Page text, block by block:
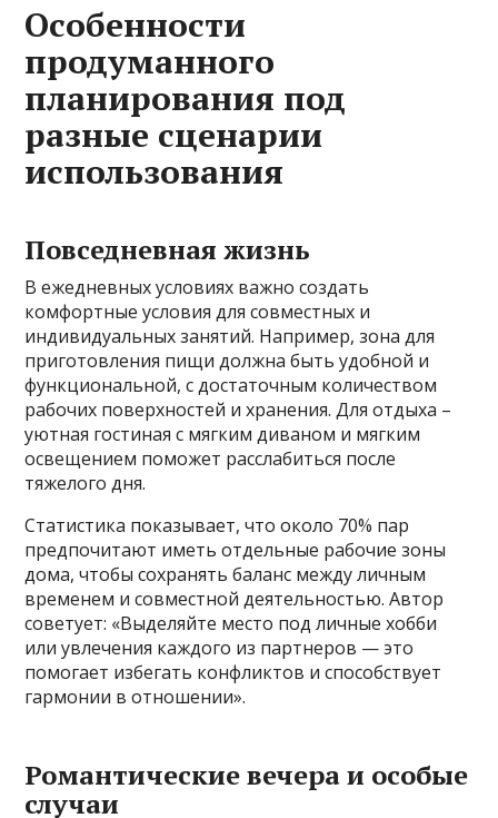
Особенности
продуманного
планирования под
разные сценарии
использования
Повседневная жизнь
В ежедневных условиях важно создать
комфортные условия для совместных и
индивидуальных занятий. Например, зона для
приготовления пищи должна быть удобной и
функциональной, с достаточным количеством
рабочих поверхностей и хранения. Для отдыха –
уютная гостиная с мягким диваном и мягким
освещением поможет расслабиться после
тяжелого дня.
Статистика показывает, что около 70% пар
предпочитают иметь отдельные рабочие зоны
дома, чтобы сохранять баланс между личным
временем и совместной деятельностью. Автор
советует: «Выделяйте место под личные хобби
или увлечения каждого из партнеров — это
помогает избегать конфликтов и способствует
гармонии в отношении».
Романтические вечера и особые
случаи